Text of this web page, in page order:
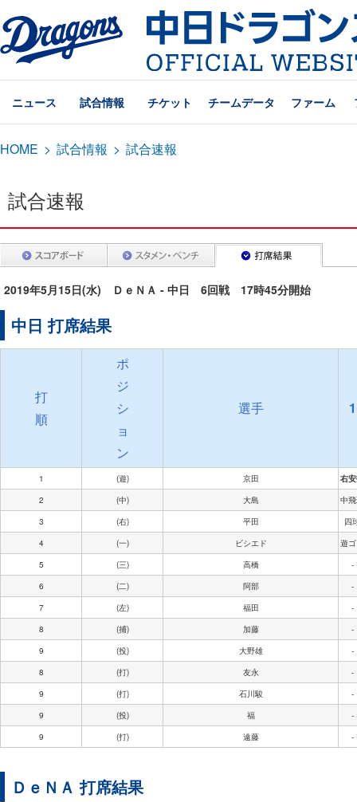
ニュース 試合情報 チケット チームデータ ファーム
HOME > 試合情報 > 試合速報
試合速報
2019年5月15日(水) ＤｅＮＡ - 中日 6回戦 17時45分開始
中日 打席結果
打
順
ポ
ジ
シ
ョ
ン
選手 1
1 (遊) 京田
右
2
(中) 大島
中
3
(右) 平田
四
4
(一) ビシエド
遊
5
(三) 高橋
-
6
(二) 阿部
-
7
(左) 福田
-
8
(捕) 加藤
-
9
(投) 大野雄
-
8
(打) 友永
-
9
(打) 石川駿
-
9
(投) 福
-
9
(打) 遠藤 -
ＤｅＮＡ 打席結果